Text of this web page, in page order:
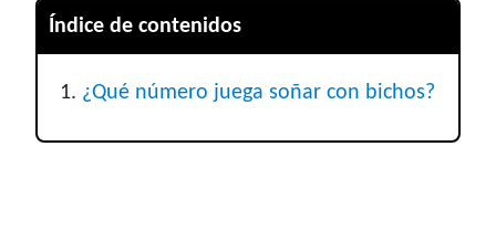
Índice de contenidos
¿Qué número juega soñar con bichos?